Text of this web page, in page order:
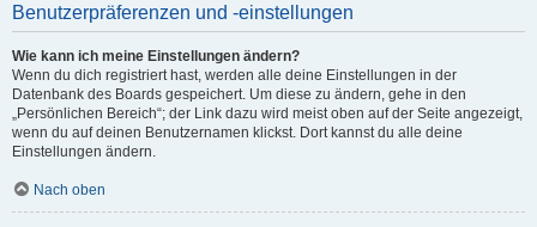
Benutzerpräferenzen und -einstellungen
Wie kann ich meine Einstellungen ändern?
Wenn du dich registriert hast, werden alle deine Einstellungen in der
Datenbank des Boards gespeichert. Um diese zu ändern, gehe in den
„Persönlichen Bereich“; der Link dazu wird meist oben auf der Seite angezeigt,
wenn du auf deinen Benutzernamen klickst. Dort kannst du alle deine
Einstellungen ändern.
Nach oben